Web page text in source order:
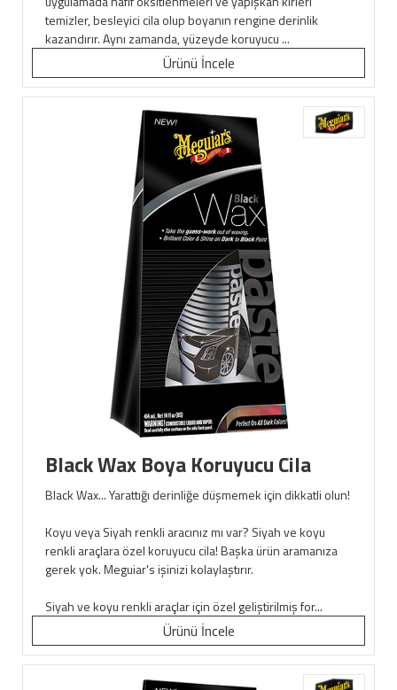
temizler, besleyici cila olup boyanın rengine derinlik
kazandırır. Aynı zamanda, yüzeyde koruyucu ...
Ürünü İncele
Black Wax Boya Koruyucu Cila
Black Wax... Yarattığı derinliğe düşmemek için dikkatli olun!
Koyu veya Siyah renkli aracınız mı var? Siyah ve koyu
renkli araçlara özel koruyucu cila! Başka ürün aramanıza
gerek yok. Meguiar's işinizi kolaylaştırır.
Siyah ve koyu renkli araçlar için özel geliştirilmiş for...
Ürünü İncele